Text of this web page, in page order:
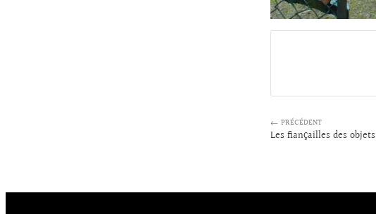
← PRÉCÉDENT
Les fiançailles des objets